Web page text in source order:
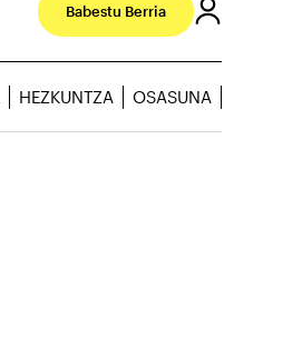
Babestu Berria
HEZKUNTZA OSASUNA